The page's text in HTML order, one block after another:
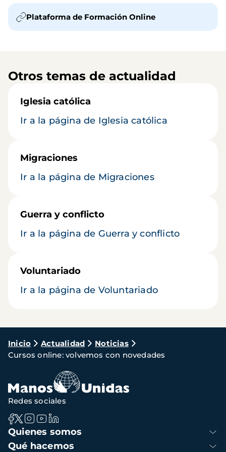
Plataforma de Formación Online
Otros temas de actualidad
Iglesia católica
Ir a la página de Iglesia católica
Migraciones
Ir a la página de Migraciones
Guerra y conflicto
Ir a la página de Guerra y conflicto
Voluntariado
Ir a la página de Voluntariado
Ruta
de
navegación
Inicio Actualidad
Noticias
Cursos online: volvemos con novedades
Navegación
principal
Quienes somos
Qué hacemos
Redes sociales